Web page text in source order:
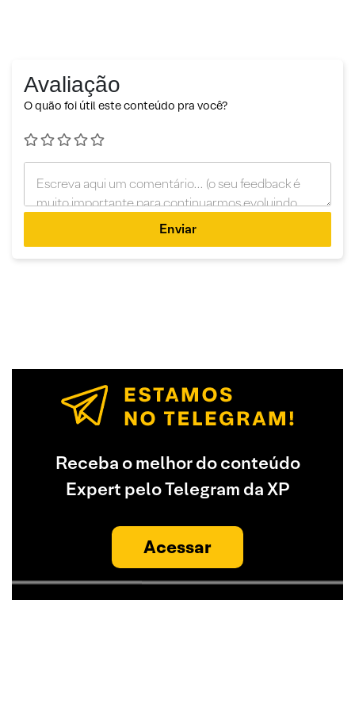
Avaliação
O quão foi útil este conteúdo pra você?
Enviar
Receba o melhor do conteúdo
Expert pelo Telegram da XP
Acessar